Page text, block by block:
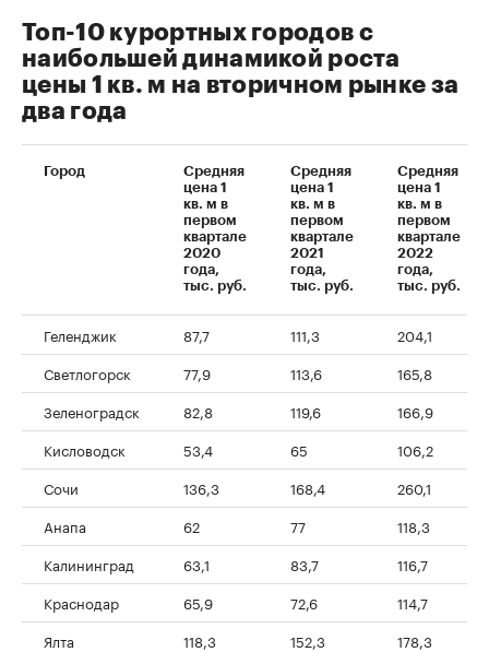
00:00
Топ-10 курортных городов с
наибольшей динамикой роста
цены 1 кв. м на вторичном рынке за
два года
Город
Средняя
цена 1
кв. м в
первом
квартале
2020
года,
тыс. руб.
Средняя
цена 1
кв. м в
первом
квартале
2021
года,
тыс. руб.
Средняя
цена 1
кв. м в
первом
квартале
2022
года,
тыс. руб.
Геленджик 87,7 111,3
204,1
Светлогорск
77,9 113,6
165,8
Зеленоградск
82,8 119,6
166,9
Кисловодск
53,4 65
106,2
Сочи
136,3 168,4
260,1
Анапа
62 77
118,3
Калининград
63,1 83,7
116,7
Краснодар
65,9 72,6
114,7
Ялта
118,3 152,3
178,3